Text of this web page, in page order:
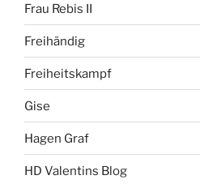
Frau Rebis II
Freihändig
Freiheitskampf
Gise
Hagen Graf
HD Valentins Blog